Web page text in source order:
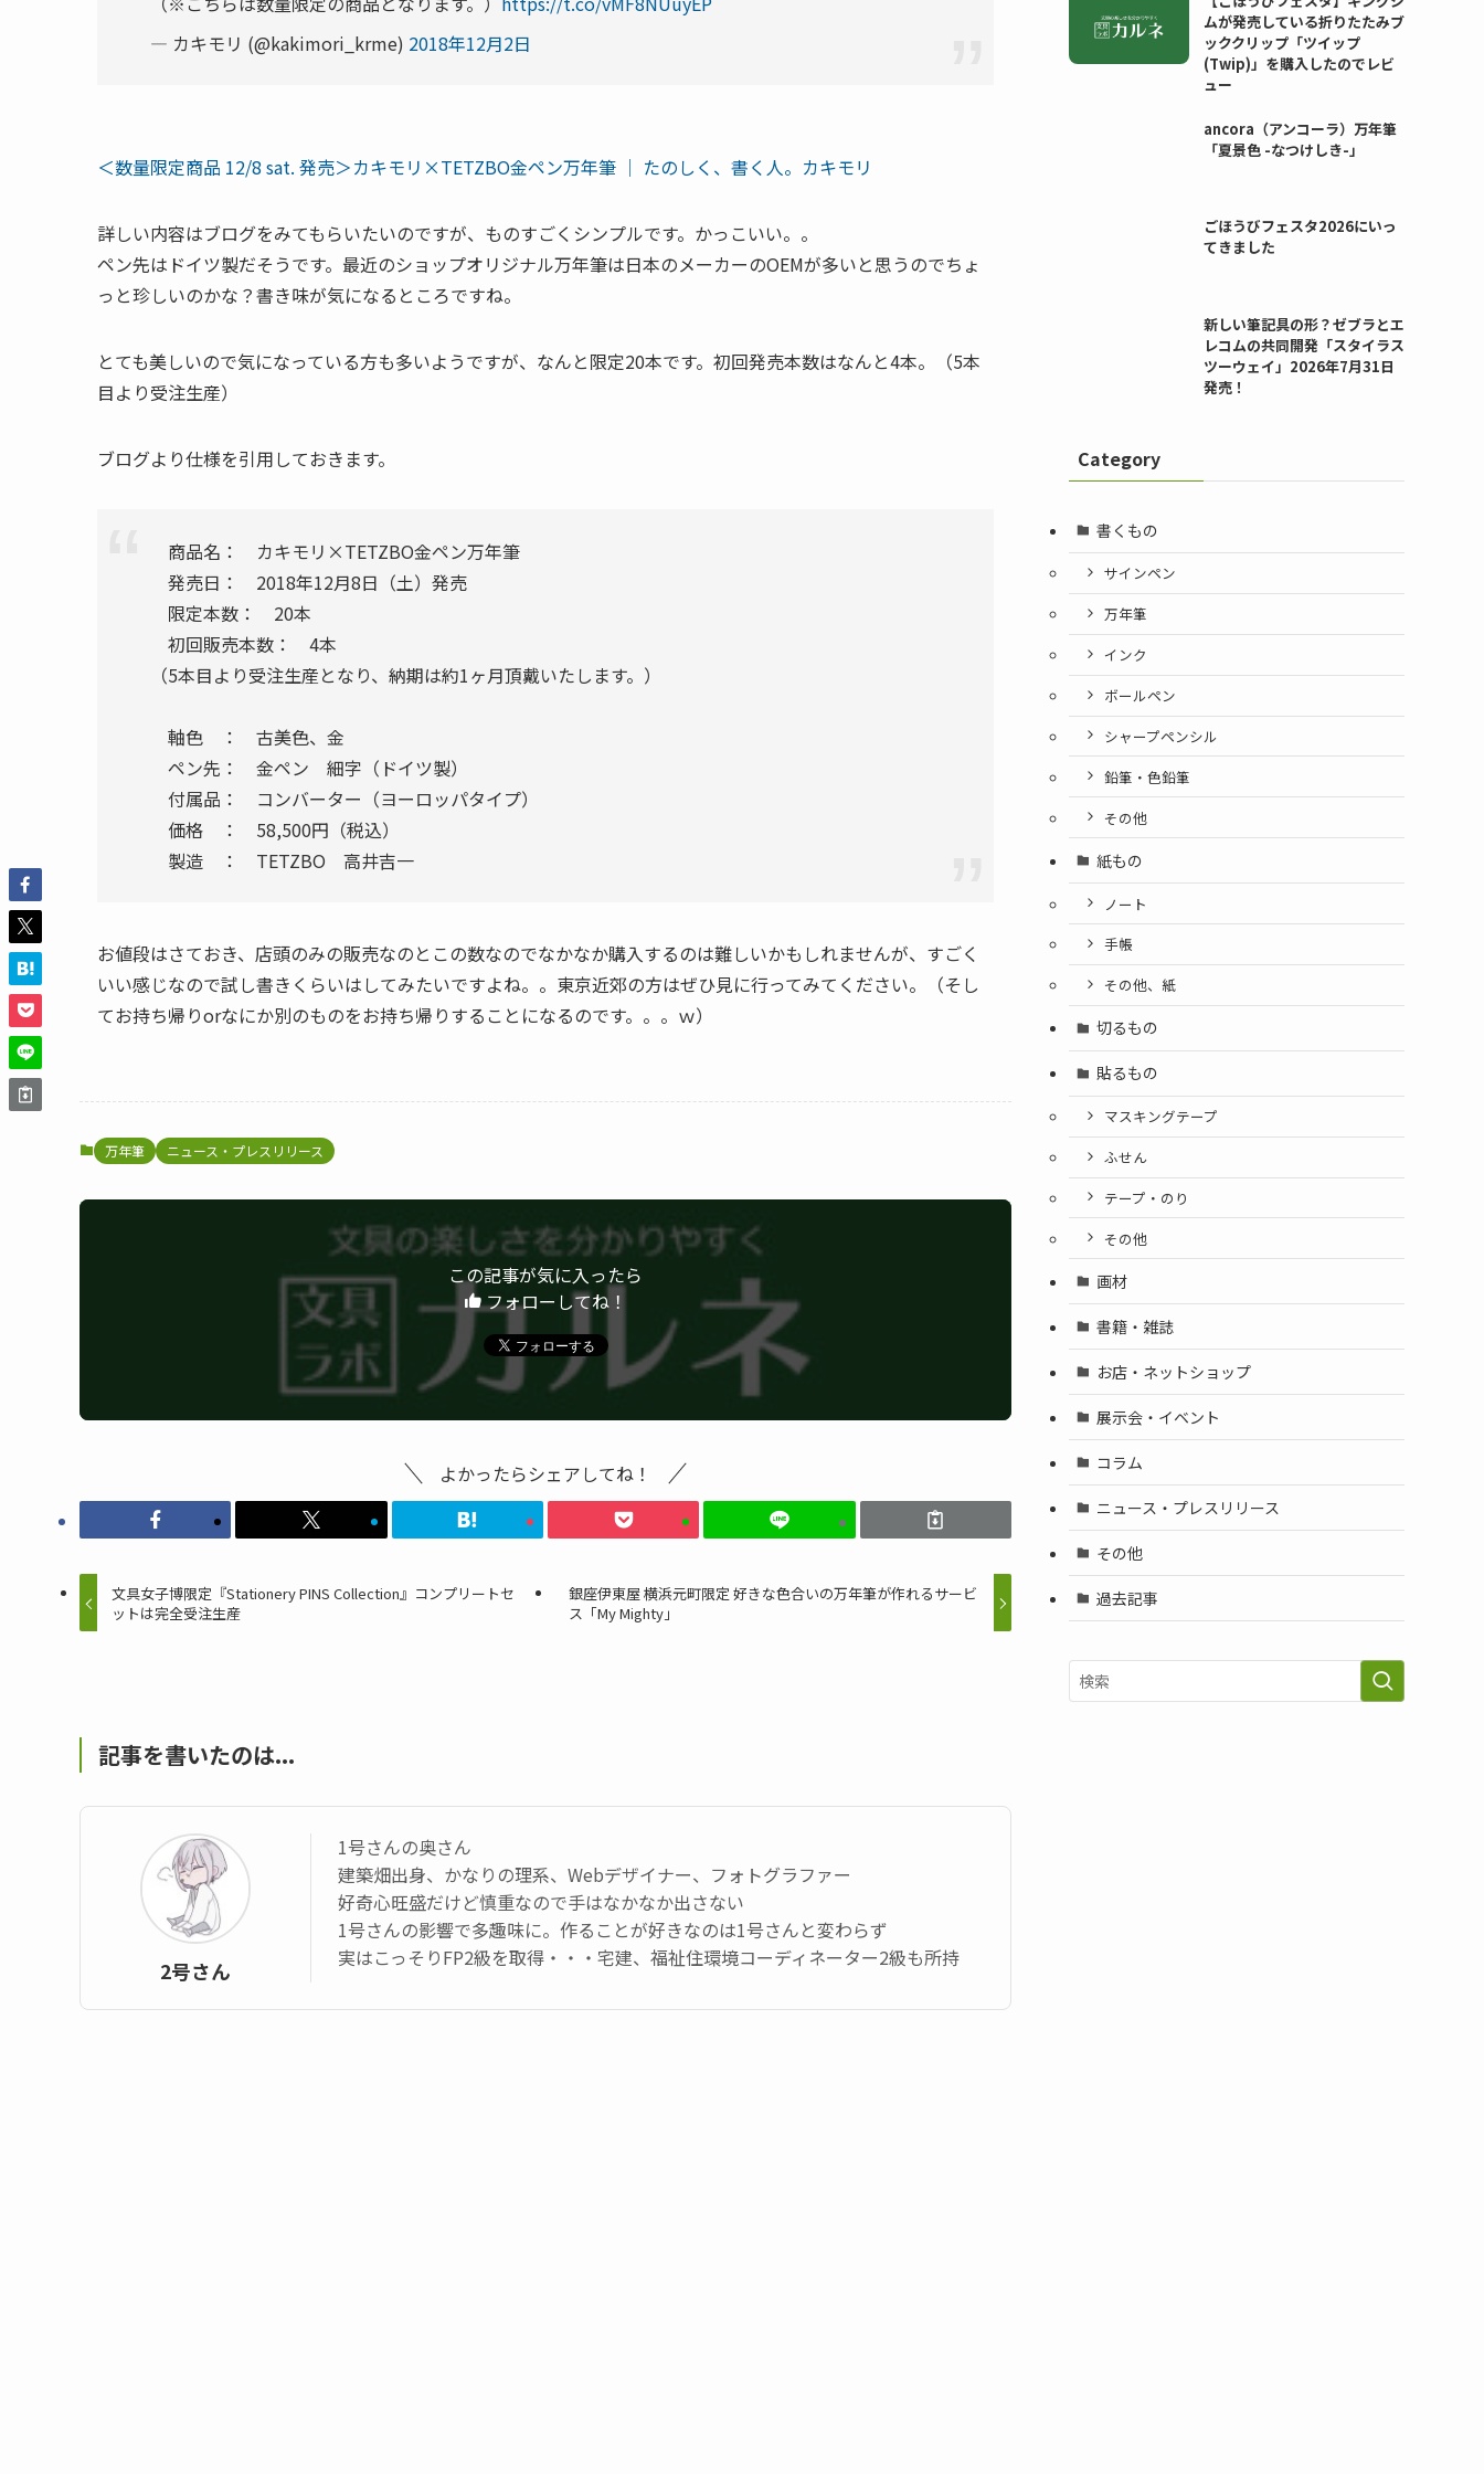
— カキモリ (@kakimori_krme) 2018年12月2日
＜数量限定商品 12/8 sat. 発売＞カキモリ×TETZBO金ペン万年筆 │ たのしく、書く人。カキモリ
詳しい内容はブログをみてもらいたいのですが、ものすごくシンプルです。かっこいい。。
ペン先はドイツ製だそうです。最近のショップオリジナル万年筆は日本のメーカーのOEMが多いと思うのでちょ
っと珍しいのかな？書き味が気になるところですね。
とても美しいので気になっている方も多いようですが、なんと限定20本です。初回発売本数はなんと4本。（5本
目より受注生産）
ブログより仕様を引用しておきます。
商品名： カキモリ×TETZBO金ペン万年筆
発売日： 2018年12月8日（土）発売
限定本数： 20本
初回販売本数： 4本
（5本目より受注生産となり、納期は約1ヶ月頂戴いたします。）
軸色 ： 古美色、金
ペン先： 金ペン 細字（ドイツ製）
付属品： コンバーター（ヨーロッパタイプ）
価格 ： 58,500円（税込）
製造 ： TETZBO 高井吉一
お値段はさておき、店頭のみの販売なのとこの数なのでなかなか購入するのは難しいかもしれませんが、すごく
いい感じなので試し書きくらいはしてみたいですよね。。東京近郊の方はぜひ見に行ってみてください。（そし
てお持ち帰りorなにか別のものをお持ち帰りすることになるのです。。。ｗ）
万年筆 ニュース・プレスリリース
この記事が気に入ったら
フォローしてね！
よかったらシェアしてね！
文具女子博限定『Stationery PINS Collection』コンプリートセ
ットは完全受注生産
銀座伊東屋 横浜元町限定 好きな色合いの万年筆が作れるサービ
ス「My Mighty」
記事を書いたのは...
2号さん
1号さんの奥さん
建築畑出身、かなりの理系、Webデザイナー、フォトグラファー
好奇心旺盛だけど慎重なので手はなかなか出さない
1号さんの影響で多趣味に。作ることが好きなのは1号さんと変わらず
実はこっそりFP2級を取得・・・宅建、福祉住環境コーディネーター2級も所持
ムが発売している折りたたみブ
ッククリップ「ツイップ
(Twip)」を購入したのでレビ
ュー
ancora（アンコーラ）万年筆
「夏景色 -なつけしき-」
ごほうびフェスタ2026にいっ
てきました
新しい筆記具の形？ゼブラとエ
レコムの共同開発「スタイラス
ツーウェイ」2026年7月31日
発売！
Category
書くもの
サインペン
万年筆
インク
ボールペン
シャープペンシル
鉛筆・色鉛筆
その他
紙もの
ノート
手帳
その他、紙
切るもの
貼るもの
マスキングテープ
ふせん
テープ・のり
その他
画材
書籍・雑誌
お店・ネットショップ
展示会・イベント
コラム
ニュース・プレスリリース
その他
過去記事